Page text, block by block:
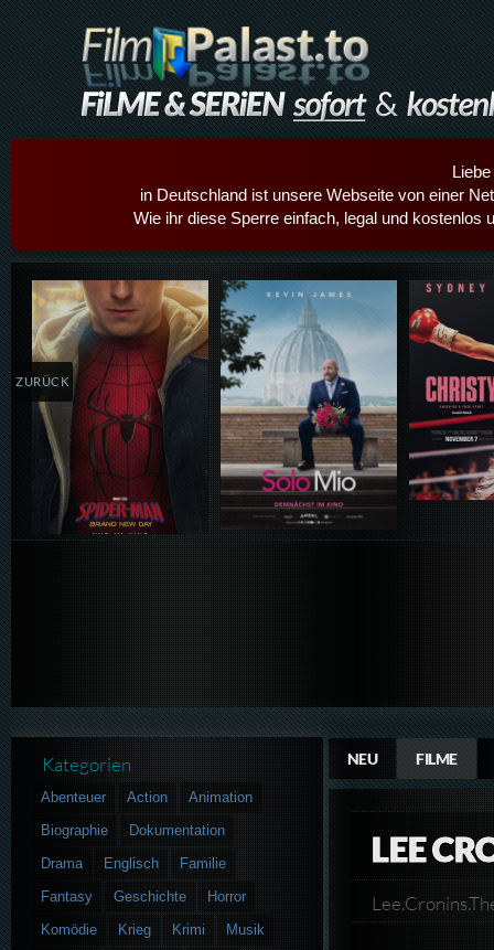
in Deutschland ist unsere Webseite von einer
Wie ihr diese Sperre einfach, legal und kostenlos
Details,Play Details,Play
ZURÜCK
NEU FILME
LEE
Kategorien
Abenteuer Action
Animation
Biographie
Dokumentation
Drama
Englisch
Familie
Fantasy
Geschichte
Horror
Komödie
Krieg Krimi
Musik